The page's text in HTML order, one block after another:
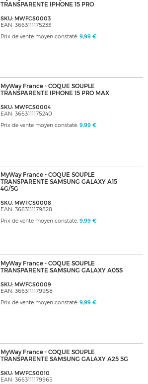
TRANSPARENTE IPHONE 15 PRO
SKU: MWFCS0003
EAN: 3663111175233
Prix de vente moyen constaté: 9,99 €
MyWay France - COQUE SOUPLE
TRANSPARENTE IPHONE 15 PRO MAX
SKU: MWFCS0004
EAN: 3663111175240
Prix de vente moyen constaté: 9,99 €
MyWay France - COQUE SOUPLE
TRANSPARENTE SAMSUNG GALAXY A15
4G/5G
SKU: MWFCS0008
EAN: 3663111179828
Prix de vente moyen constaté: 9,99 €
MyWay France - COQUE SOUPLE
TRANSPARENTE SAMSUNG GALAXY A05S
SKU: MWFCS0009
EAN: 3663111179958
Prix de vente moyen constaté: 9,99 €
MyWay France - COQUE SOUPLE
TRANSPARENTE SAMSUNG GALAXY A25 5G
SKU: MWFCS0010
EAN: 3663111179965